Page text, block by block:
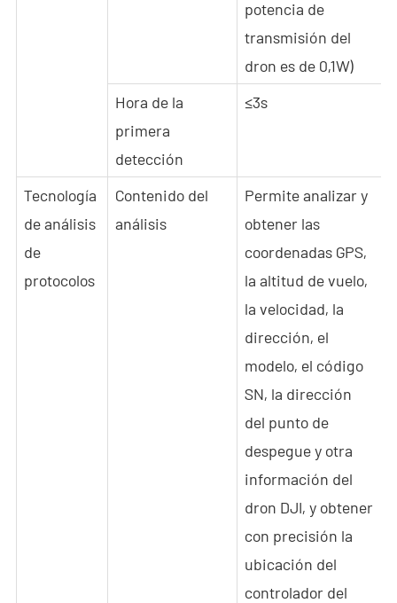
potencia de
transmisión del
dron es de 0,1W)
Hora de la
primera
detección
≤3s
Tecnología
de análisis
de
protocolos
Contenido del
análisis
Permite analizar y
obtener las
coordenadas GPS,
la altitud de vuelo,
la velocidad, la
dirección, el
modelo, el código
SN, la dirección
del punto de
despegue y otra
información del
dron DJI, y obtener
con precisión la
ubicación del
controlador del